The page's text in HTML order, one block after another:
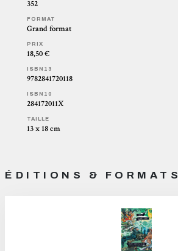
352
FORMAT
Grand format
PRIX
18,50 €
ISBN13
9782841720118
ISBN10
284172011X
TAILLE
13 x 18 cm
ÉDITIONS & FORMATS